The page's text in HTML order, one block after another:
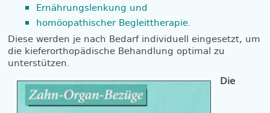
Ernährungslenkung und
homöopathischer Begleittherapie.
Diese werden je nach Bedarf individuell eingesetzt, um
die kieferorthopädische Behandlung optimal zu
unterstützen.
Die